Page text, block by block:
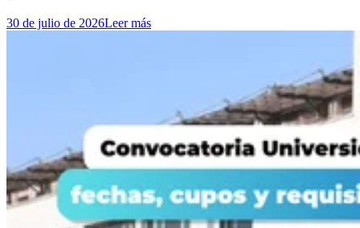
30 de julio de 2026Leer más